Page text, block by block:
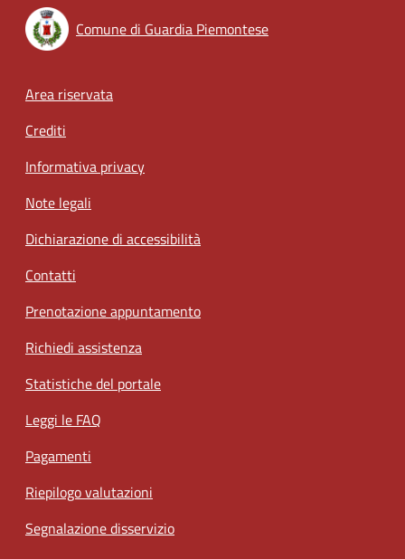
Comune di Guardia Piemontese
Footer menu
Area riservata
Crediti
Informativa privacy
Note legali
Dichiarazione di accessibilità
Contatti
Prenotazione appuntamento
Richiedi assistenza
Statistiche del portale
Leggi le FAQ
Pagamenti
Riepilogo valutazioni
Segnalazione disservizio